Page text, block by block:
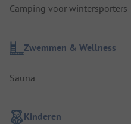
Camping voor wintersporters
Zwemmen & Wellness
Sauna
Kinderen